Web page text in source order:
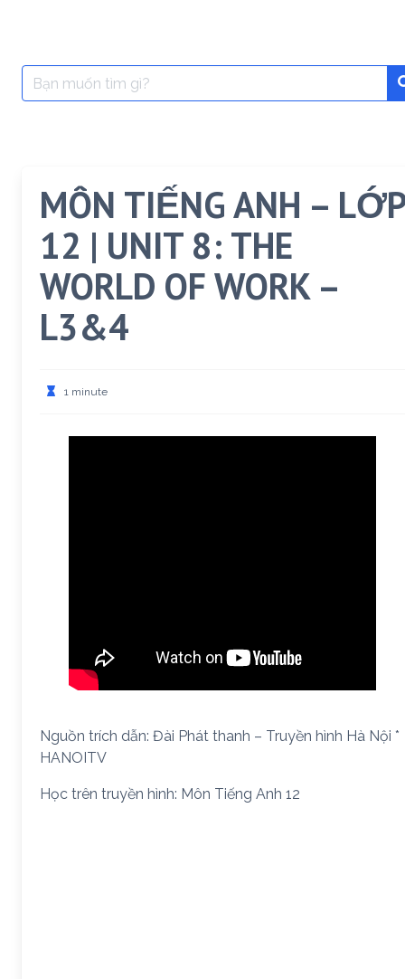
Search
for:
MÔN TIẾNG ANH – LỚP
12 | UNIT 8: THE
WORLD OF WORK –
L3&4
1 minute
Nguồn trích dẫn: Đài Phát thanh – Truyền hình Hà Nội *
HANOITV
Học trên truyền hình: Môn Tiếng Anh 12